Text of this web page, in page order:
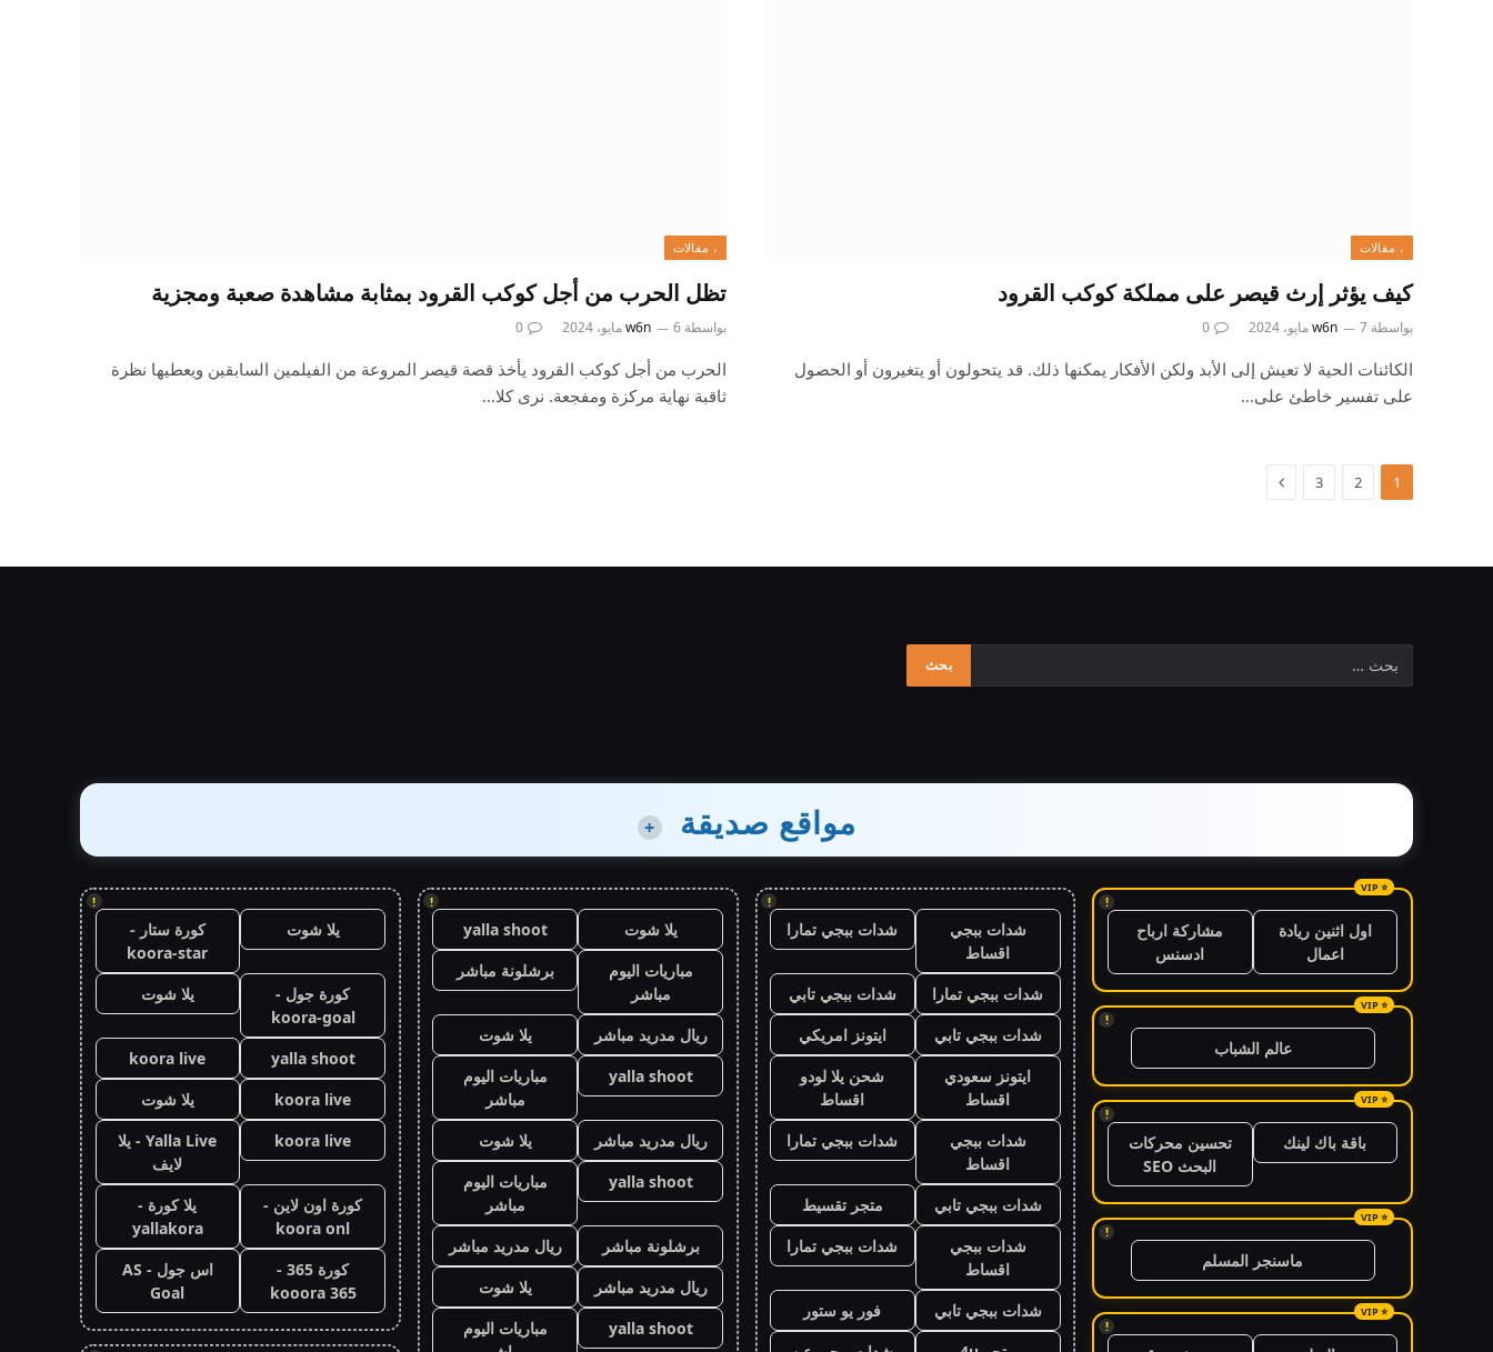
، مقالات
كيف يؤثر إرث قيصر على مملكة كوكب القرود
بواسطة w6n 7 مايو، 2024 0
الكائنات الحية لا تعيش إلى الأبد ولكن الأفكار يمكنها ذلك. قد يتحولون أو يتغيرون أو الحصول
على تفسير خاطئ على…
، مقالات
تظل الحرب من أجل كوكب القرود بمثابة مشاهدة صعبة ومجزية
بواسطة w6n 6 مايو، 2024 0
الحرب من أجل كوكب القرود يأخذ قصة قيصر المروعة من الفيلمين السابقين ويعطيها نظرة
ثاقبة نهاية مركزة ومفجعة. نرى كلا…
1
2
3
مواقع صديقة +
!
اول اثنين ريادة
اعمال
مشاركة ارباح
ادسنس
!
عالم الشباب
!
باقة باك لينك
تحسين محركات
البحث SEO
!
ماسنجر المسلم
!
!
شدات ببجي
اقساط
شدات ببجي تمارا
شدات ببجي تمارا
شدات ببجي تابي
شدات ببجي تابي
ايتونز امريكي
ايتونز سعودي
اقساط
شحن يلا لودو
اقساط
شدات ببجي
اقساط
شدات ببجي تمارا
شدات ببجي تابي
متجر تقسيط
شدات ببجي
اقساط
شدات ببجي تمارا
شدات ببجي تابي
فور يو ستور
!
يلا شوت
yalla shoot
مباريات اليوم
مباشر
برشلونة مباشر
ريال مدريد مباشر
يلا شوت
yalla shoot
مباريات اليوم
مباشر
ريال مدريد مباشر
يلا شوت
yalla shoot
مباريات اليوم
مباشر
برشلونة مباشر
ريال مدريد مباشر
ريال مدريد مباشر
يلا شوت
yalla shoot
مباريات اليوم
!
يلا شوت
كورة ستار -
koora-star
كورة جول -
koora-goal
يلا شوت
yalla shoot
koora live
koora live
يلا شوت
koora live
Yalla Live - يلا
لايف
كورة اون لاين -
koora onl
يلا كورة -
yallakora
كورة 365 -
kooora 365
اس جول - AS
Goal